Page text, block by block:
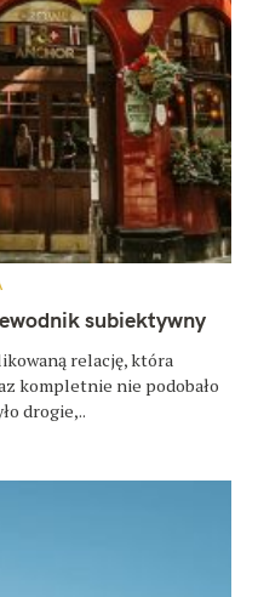
subiektywny
relację, która
kompletnie nie podobało
drogie,..